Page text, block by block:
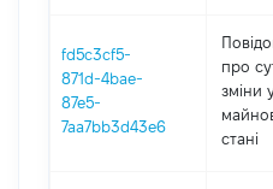
fd5c3cf5-
871d-4bae-
87e5-
7aa7bb3d43e6
про
зміни
стані